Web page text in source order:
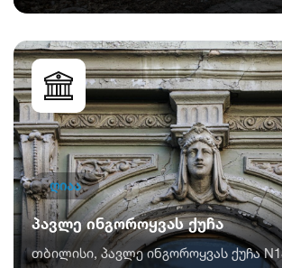
ღიაა
პავლე ინგოროყვას ქუჩა
თბილისი, პავლე ინგოროყვას ქუჩა